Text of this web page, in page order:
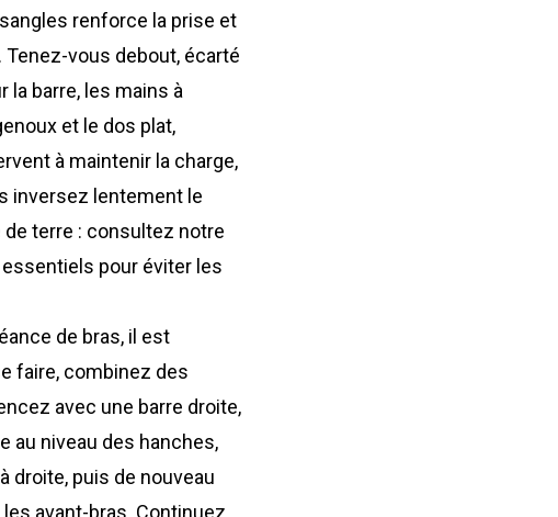
sangles renforce la prise et
vous debout, écarté
la barre, les mains à
et le dos plat,
à maintenir la charge,
inversez lentement le
terre : consultez notre
pour éviter les
de bras, il est
faire, combinez des
avec une barre droite,
au niveau des hanches,
droite, puis de nouveau
avant-bras. Continuez